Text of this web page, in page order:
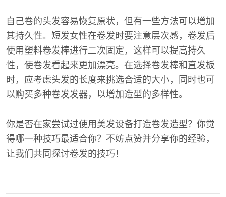
自己卷的头发容易恢复原状，但有一些方法可以增加
其持久性。短发女性在卷发时要注意层次感，卷发后
使用塑料卷发棒进行二次固定，这样可以提高持久
性，使卷发看起来更加漂亮。在选择卷发棒和直发板
时，应考虑头发的长度来挑选合适的大小，同时也可
以购买多种卷发发器，以增加造型的多样性。
你是否在家尝试过使用美发设备打造卷发造型？你觉
得哪一种技巧最适合你？不妨点赞并分享你的经验，
让我们共同探讨卷发的技巧！